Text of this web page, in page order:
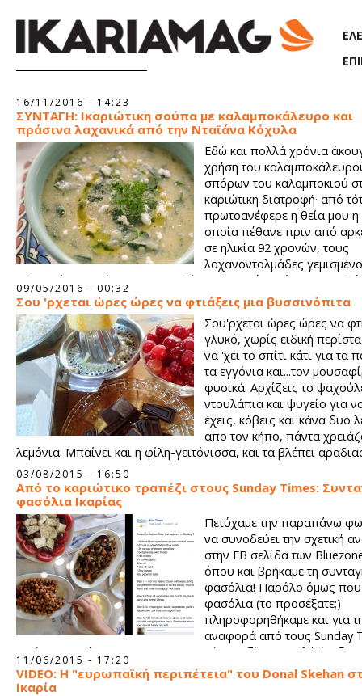
16/11/2016 - 14:23
ΣΥΝΤΑΓΗ: Ικαριώτικη σούπα με καλαμποκάλευρο και
πράσινα λαχανικά από την Νταϊάνα Κόχυλα
Εδώ και πολλά χρόνια
χρήση του
σπόρων του καλαμποκιού
καριώτικη διατροφή· από
πρωτοανέφερε η θεία μου
οποία πέθανε πριν από
σε ηλικία 92 χρονών, τους
λαχανοντολμάδες
καλαμπόκι που έτρωγε ως παιδί. Αυτή η σούπα είναι μια
συνταγή και ένα χαρακτηριστικό παράδειγμα των
αληθινών, χορτοφαγικών τροφών που αποτελούν τη βάση της
διατροφής.
09/05/2016 - 00:32
Σου 'ρχεται ώρες ώρες να φτιάξεις μια βυσσινόπιτα
Σου'ρχεται ώρες ώρες να
γλυκό, χωρίς ειδική
να 'χει το σπίτι κάτι για τα
τα εγγόνια και...τον
φυσικά. Αρχίζεις το
ντουλάπια και ψυγείο για
έχεις, κόβεις και κάνα δυο
απο τον κήπο, πάντα
λεμόνια. Μπαίνει και η φίλη-γειτόνισσα, και τα βλέπει
πανω στο τραπέζι. Ενθουσιάζεται. Τι κι αν μόνη το βαριέται
με παρέα όλα αλλάζουν, με παρέα όλα ειν' ωραία.
03/08/2015 - 16:50
Από το καριώτικο τραπέζι στους Sunday Times:
φασόλια Ικαρίας
Πετύχαμε την παραπάνω
να συνοδεύει την σχετική
στην FB σελίδα των
όπου και βρήκαμε τη
φασόλια! Παρόλο όμως που
φασόλια (το προσέξατε;)
πληροφορηθήκαμε και για
αναφορά από τους Sunday
Οπότε σκεφτήκαμε να την μοιραστούμε μαζί σας! Καλή όρεξη!
μετάφραση είναι του ikariamag.gr.
11/06/2015 - 17:20
VIDEO: Η "ευρωπαϊκή περιπέτεια" του Donal Skehan
Ικαρία